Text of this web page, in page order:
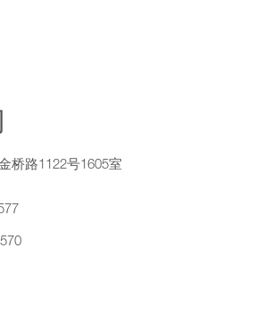
桥路1122号1605室